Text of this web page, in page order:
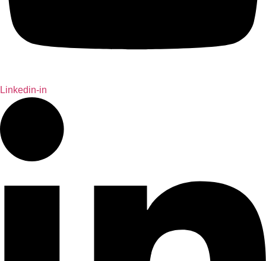
Linkedin-in